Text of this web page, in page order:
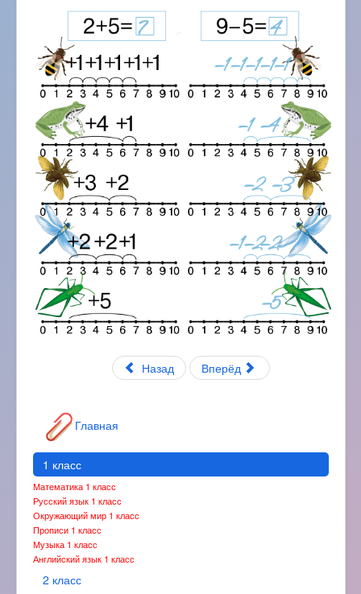
Назад Вперёд
Главная
1 класс
Математика 1 класс
Русский язык 1 класс
Окружающий мир 1 класс
Прописи 1 класс
Музыка 1 класс
Английский язык 1 класс
2 класс